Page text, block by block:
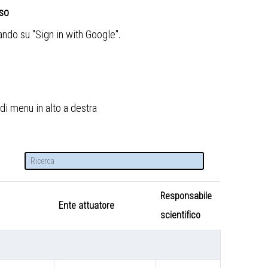
su "Sign in with Google".
menu in alto a destra
Ente attuatore
Responsabile
scientifico